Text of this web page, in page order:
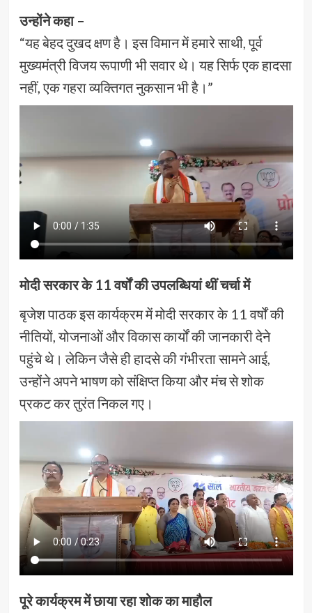
उन्होंने कहा –
“यह बेहद दुखद क्षण है। इस विमान में हमारे साथी, पूर्व
मुख्यमंत्री विजय रूपाणी भी सवार थे। यह सिर्फ एक हादसा
नहीं, एक गहरा व्यक्तिगत नुकसान भी है।”
मोदी सरकार के 11 वर्षों की उपलब्धियां थीं चर्चा में
बृजेश पाठक इस कार्यक्रम में मोदी सरकार के 11 वर्षों की
नीतियों, योजनाओं और विकास कार्यों की जानकारी देने
पहुंचे थे। लेकिन जैसे ही हादसे की गंभीरता सामने आई,
उन्होंने अपने भाषण को संक्षिप्त किया और मंच से शोक
प्रकट कर तुरंत निकल गए।
पूरे कार्यक्रम में छाया रहा शोक का माहौल